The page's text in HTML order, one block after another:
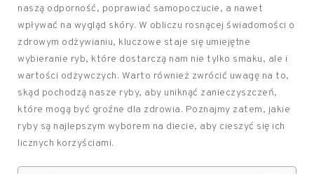
naszą odporność, poprawiać samopoczucie, a nawet
wpływać na wygląd skóry. W obliczu rosnącej świadomości o
zdrowym odżywianiu, kluczowe staje się umiejętne
wybieranie ryb, które dostarczą nam nie tylko smaku, ale i
wartości odżywczych. Warto również zwrócić uwagę na to,
skąd pochodzą nasze ryby, aby uniknąć zanieczyszczeń,
które mogą być groźne dla zdrowia. Poznajmy zatem, jakie
ryby są najlepszym wyborem na diecie, aby cieszyć się ich
licznych korzyściami.